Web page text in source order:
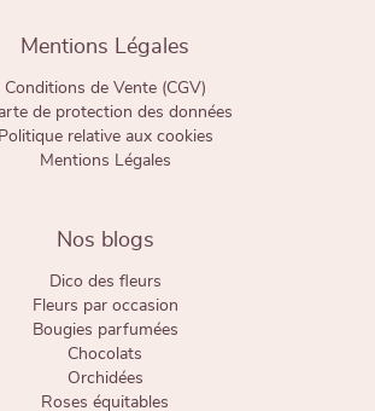
Mentions Légales
Conditions de Vente (CGV)
de protection des données
Politique relative aux cookies
Mentions Légales
Nos blogs
Dico des fleurs
Fleurs par occasion
Bougies parfumées
Chocolats
Orchidées
Roses équitables